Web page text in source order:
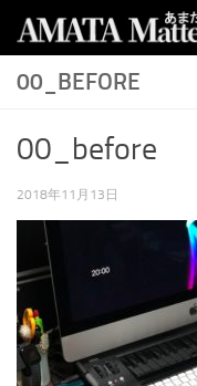
コンテンツへスキップ
00_BEFORE
00_before
2018年11月13日